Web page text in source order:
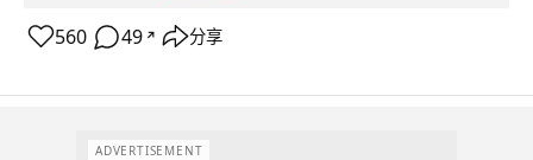
560 49 ↗ 分享
ADVERTISEMENT